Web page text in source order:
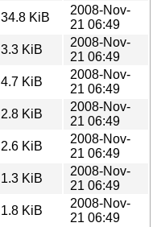
34.8 KiB
2008-Nov-
21 06:49
3.3 KiB
2008-Nov-
21 06:49
4.7 KiB
2008-Nov-
21 06:49
2.8 KiB
2008-Nov-
21 06:49
2.6 KiB
2008-Nov-
21 06:49
1.3 KiB
2008-Nov-
21 06:49
1.8 KiB
2008-Nov-
21 06:49